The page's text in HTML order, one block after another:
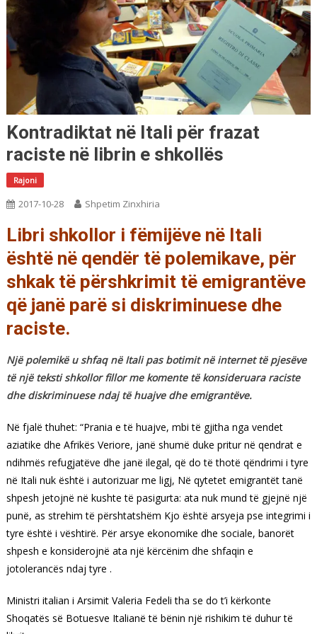
Kontradiktat në Itali për frazat
raciste në librin e shkollës
Rajoni
2017-10-28 Shpetim Zinxhiria
Libri shkollor i fëmijëve në Itali
është në qendër të polemikave, për
shkak të përshkrimit të emigrantëve
që janë parë si diskriminuese dhe
raciste.
Një polemikë u shfaq në Itali pas botimit në internet të pjesëve
të një teksti shkollor fillor me komente të konsideruara raciste
dhe diskriminuese ndaj të huajve dhe emigrantëve.
Në fjalë thuhet: “Prania e të huajve, mbi të gjitha nga vendet
aziatike dhe Afrikës Veriore, janë shumë duke pritur në qendrat e
ndihmës refugjatëve dhe janë ilegal, që do të thotë qëndrimi i tyre
në Itali nuk është i autorizuar me ligj, Në qytetet emigrantët tanë
shpesh jetojnë në kushte të pasigurta: ata nuk mund të gjejnë një
punë, as strehim të përshtatshëm Kjo është arsyeja pse integrimi i
tyre është i vështirë. Për arsye ekonomike dhe sociale, banorët
shpesh e konsiderojnë ata një kërcënim dhe shfaqin e
jotolerancës ndaj tyre .
Ministri italian i Arsimit Valeria Fedeli tha se do t’i kërkonte
Shoqatës së Botuesve Italianë të bënin një rishikim të duhur të